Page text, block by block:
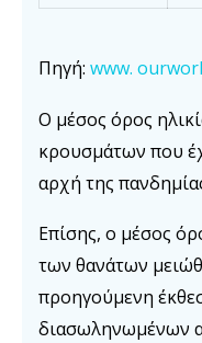
Πηγή: www.
Ο μέσος όρος
κρουσμάτων που
αρχή της
Επίσης, ο μέσος
των θανάτων
προηγούμενη
διασωληνωμένων